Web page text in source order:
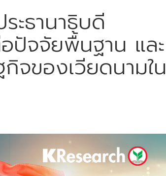
ะธานาธิบดี
ปัจจัยพื้นฐาน และ
จของเวียดนามใน